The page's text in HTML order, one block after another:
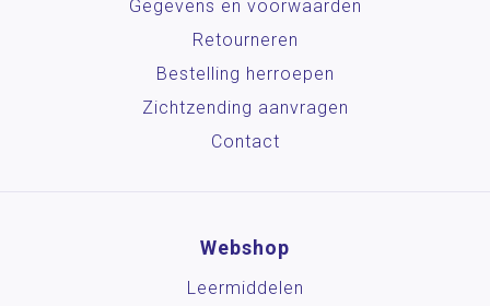
Gegevens en voorwaarden
Retourneren
Bestelling herroepen
Zichtzending aanvragen
Contact
Webshop
Leermiddelen